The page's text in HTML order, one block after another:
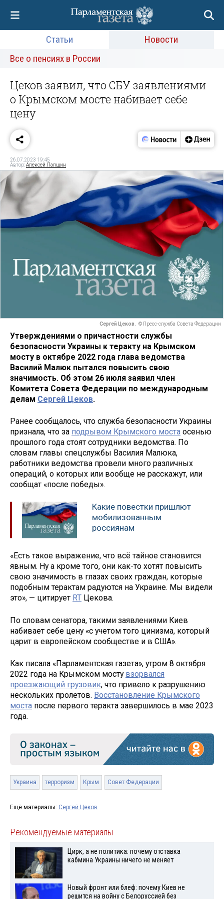
Статьи
Новости
Все о пенсиях в России
Цеков заявил, что СБУ заявлениями
о Крымском мосте набивает себе
цену
26.07.2023 19:45
Автор:Алексей Лапшин
Сергей Цеков. © Пресс-служба Совета Федерации
Утверждениями о причастности службы
безопасности Украины к теракту на Крымском
мосту в октябре 2022 года глава ведомства
Василий Малюк пытался повысить свою
значимость. Об этом 26 июля заявил член
Комитета Совета Федерации по международным
делам Сергей Цеков.
Ранее сообщалось, что служба безопасности Украины
признала, что за подрывом Крымского моста осенью
прошлого года стоят сотрудники ведомства. По
словам главы спецслужбы Василия Малюка,
работники ведомства провели много различных
операций, о которых или вообще не расскажут, или
сообщат «после победы».
Какие повестки пришлют
мобилизованным
россиянам
«Есть такое выражение, что всё тайное становится
явным. Ну а кроме того, они как-то хотят повысить
свою значимость в глазах своих граждан, которые
подобным терактам радуются на Украине. Мы видели
это», — цитирует RT Цекова.
По словам сенатора, такими заявлениями Киев
набивает себе цену «с учетом того цинизма, который
царит в европейском сообществе и в США».
Как писала «Парламентская газета», утром 8 октября
2022 года на Крымском мосту взорвался
проезжающий грузовик, что привело к разрушению
нескольких пролетов. Восстановление Крымского
моста после первого теракта завершилось в мае 2023
года.
Украина терроризм Крым Совет Федерации
Ещё материалы: Сергей Цеков
Рекомендуемые материалы
Цирк, а не политика: почему отставка
кабмина Украины ничего не меняет
Новый фронт или блеф: почему Киев не
решится на войну с Белоруссией без